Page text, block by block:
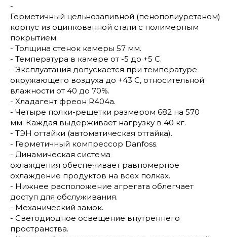
-
Герметичный цельнозаливной (пенополиуретаном)
корпус из оцинкованной стали с полимерным
покрытием.
- Толщина стенок камеры 57 мм.
- Температура в камере от -5 до +5 С.
- Эксплуатация допускается при температуре
окружающего воздуха до +43 С, относительной
влажности от 40 до 70%.
- Хладагент фреон R404а.
- Четыре полки-решетки размером 682 на 570
мм. Каждая выдерживает нагрузку в 40 кг.
- ТЭН оттайки (автоматическая оттайка).
- Герметичный компрессор Danfoss.
- Динамическая система
охлаждения обеспечивает равномерное
охлаждение продуктов на всех полках.
- Нижнее расположение агрегата облегчает
доступ для обслуживания.
- Механический замок.
- Светодиодное освещение внутреннего
пространства.